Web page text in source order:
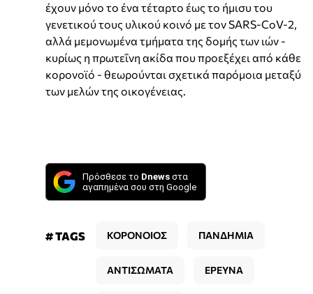
έχουν μόνο το ένα τέταρτο έως το ήμισυ του
γενετικού τους υλικού κοινό με τον SARS-CoV-2,
αλλά μεμονωμένα τμήματα της δομής των ιών -
κυρίως η πρωτεΐνη ακίδα που προεξέχει από κάθε
κορονοϊό - θεωρούνται σχετικά παρόμοια μεταξύ
των μελών της οικογένειας.
Πρόσθεσε το Dnews στα
αγαπημένα σου στη Google
# TAGS ΚΟΡΟΝΟΙΟΣ ΠΑΝΔΗΜΙΑ
ΑΝΤΙΣΩΜΑΤΑ ΕΡΕΥΝΑ